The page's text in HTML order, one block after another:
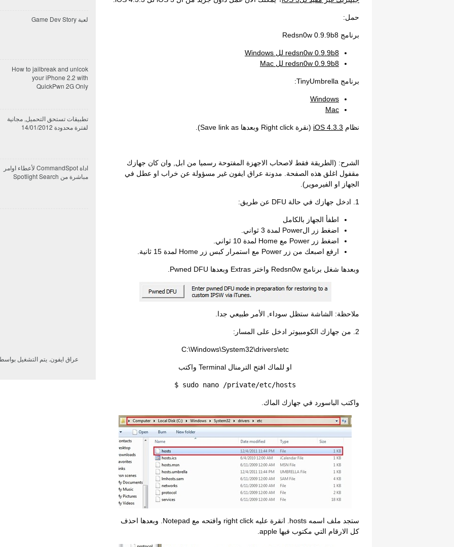
حمل:
برنامج Redsn0w 0.9.9b8
redsn0w 0.9.9b8 لل Windows
redsn0w 0.9.9b8 لل Mac
برنامج TinyUmbrella:
Windows
Mac
نظام iOS 4.3.3 (نقرة Right click وبعدها Save link as).
الشرح: (الطريقة فقط لاصحاب الاجهزة المفتوحة رسميا من ابل, وان كان جهازك
مقفول اغلق هذه الصفحة. مدونة عراق ايفون غير مسؤولة عن خراب او عطل في
الجهاز او الفيرموير).
1. ادخل جهازك في حالة DFU عن طريق:
اطفأ الجهاز بالكامل
اضغط زر الPower لمدة 3 ثواني.
اضغط زر Power مع Home لمدة 10 ثواني.
ارفع اصبعك من زر Power مع استمرار كبس زر Home لمدة 15 ثانية.
وبعدها شغل برنامج Redsn0w واختر Extras وبعدها Pwned DFU.
ملاحظة: الشاشة ستظل سوداء, الأمر طبيعي جدا.
2. من جهازك الكومبيوتر ادخل على المسار:
C:\Windows\System32\drivers\etc
او للماك افتح الترمنال Terminal واكتب
$ sudo nano /private/etc/hosts
واكتب الباسورد في جهازك الماك.
ستجد ملف اسمه hosts. انقرة عليه right click وافتحه مع Notepad. وبعدها احذف
كل الارقام التي مكتوب فيها apple.
لعبة Game Dev Story
How to jailbreak and unlcok
your iPhone 2.2 with
QuickPwn 2G Only
تطبيقات تستحق التحميل, مجانية
لفترة محدودة 14/01/2012
اداة CommandSpot لأعطاء اوامر
مباشرة من Spotlight Search
عراق ايفون. يتم التشغيل